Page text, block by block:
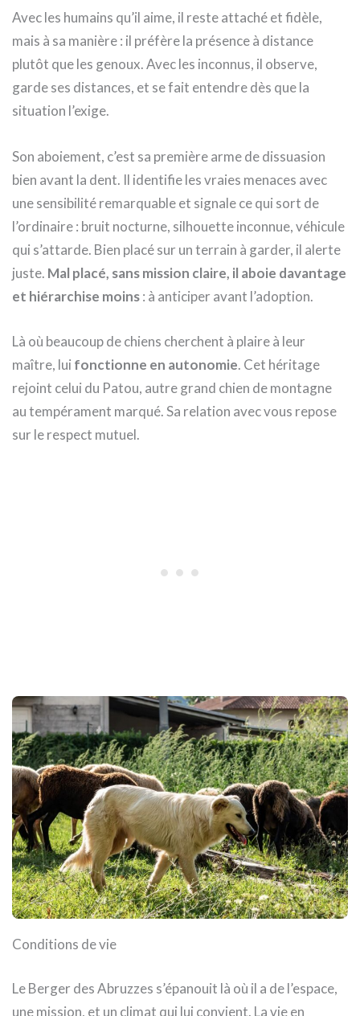
Avec les humains qu’il aime, il reste attaché et fidèle,
mais à sa manière : il préfère la présence à distance
plutôt que les genoux. Avec les inconnus, il observe,
garde ses distances, et se fait entendre dès que la
situation l’exige.
Son aboiement, c’est sa première arme de dissuasion
bien avant la dent. Il identifie les vraies menaces avec
une sensibilité remarquable et signale ce qui sort de
l’ordinaire : bruit nocturne, silhouette inconnue, véhicule
qui s’attarde. Bien placé sur un terrain à garder, il alerte
juste. Mal placé, sans mission claire, il aboie davantage
et hiérarchise moins: à anticiper avant l’adoption.
Là où beaucoup de chiens cherchent à plaire à leur
maître, lui fonctionne en autonomie. Cet héritage
rejoint celui du Patou, autre grand chien de montagne
au tempérament marqué. Sa relation avec vous repose
sur le respect mutuel.
Conditions de vie
Le Berger des Abruzzes s’épanouit là où il a de l’espace,
une mission, et un climat qui lui convient. La vie en